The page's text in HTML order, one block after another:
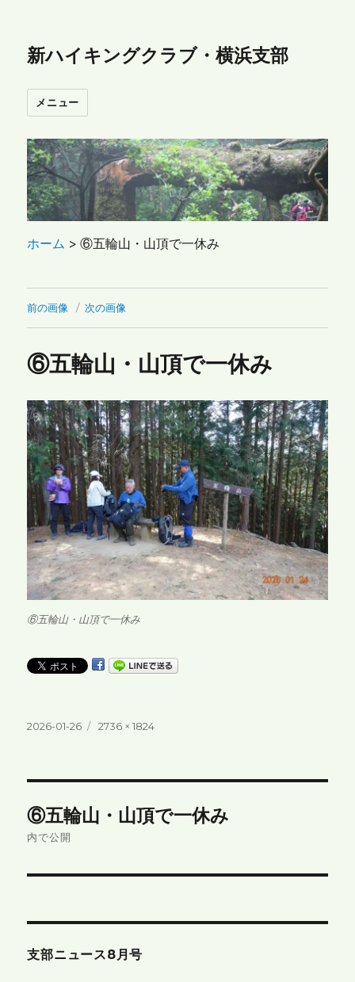
新ハイキングクラブ・横浜支部
メニュー
ホーム >⑥五輪山・山頂で一休み
前の画像 次の画像
⑥五輪山・山頂で一休み
⑥五輪山・山頂で一休み
投
2026-01-26
フ
2736 × 1824
稿
ゲ
ー
⑥五輪山・山頂で一休み
内で公開
支部ニュース8月号